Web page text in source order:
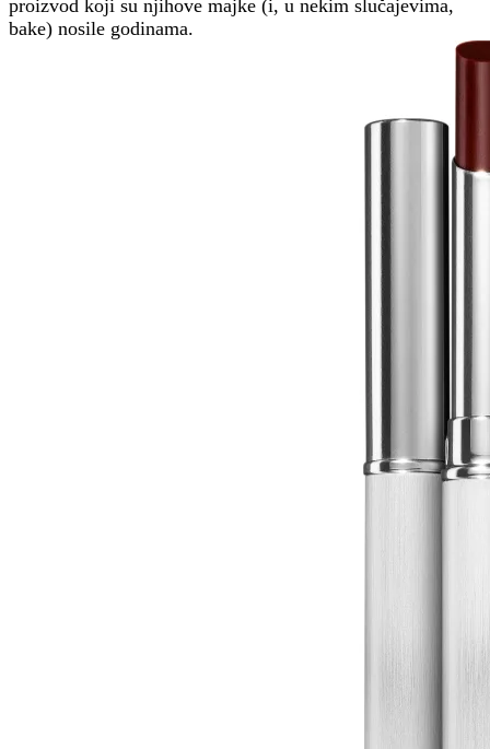
proizvod koji su njihove majke (i, u nekim slučajevima,
bake) nosile godinama.